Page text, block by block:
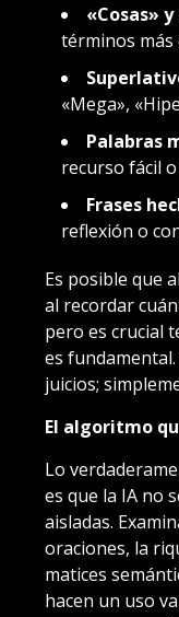
«Cosas»
términos más
«Mega»,
Palabras
recurso fácil
Frases
reflexión o
Es posible que
al recordar
pero es crucial
es
juicios;
El algoritmo
Lo
es que la IA no
aisladas.
oraciones, la
matices
hacen un uso